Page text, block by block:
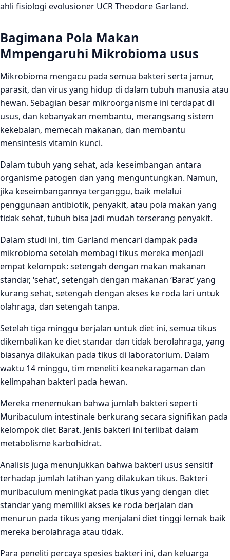
ahli fisiologi evolusioner UCR Theodore Garland.
Bagimana Pola Makan
Mmpengaruhi Mikrobioma usus
Mikrobioma mengacu pada semua bakteri serta jamur,
parasit, dan virus yang hidup di dalam tubuh manusia atau
hewan. Sebagian besar mikroorganisme ini terdapat di
usus, dan kebanyakan membantu, merangsang sistem
kekebalan, memecah makanan, dan membantu
mensintesis vitamin kunci.
Dalam tubuh yang sehat, ada keseimbangan antara
organisme patogen dan yang menguntungkan. Namun,
jika keseimbangannya terganggu, baik melalui
penggunaan antibiotik, penyakit, atau pola makan yang
tidak sehat, tubuh bisa jadi mudah terserang penyakit.
Dalam studi ini, tim Garland mencari dampak pada
mikrobioma setelah membagi tikus mereka menjadi
empat kelompok: setengah dengan makan makanan
standar, ‘sehat’, setengah dengan makanan ‘Barat’ yang
kurang sehat, setengah dengan akses ke roda lari untuk
olahraga, dan setengah tanpa.
Setelah tiga minggu berjalan untuk diet ini, semua tikus
dikembalikan ke diet standar dan tidak berolahraga, yang
biasanya dilakukan pada tikus di laboratorium. Dalam
waktu 14 minggu, tim meneliti keanekaragaman dan
kelimpahan bakteri pada hewan.
Mereka menemukan bahwa jumlah bakteri seperti
Muribaculum intestinale berkurang secara signifikan pada
kelompok diet Barat. Jenis bakteri ini terlibat dalam
metabolisme karbohidrat.
Analisis juga menunjukkan bahwa bakteri usus sensitif
terhadap jumlah latihan yang dilakukan tikus. Bakteri
muribaculum meningkat pada tikus yang dengan diet
standar yang memiliki akses ke roda berjalan dan
menurun pada tikus yang menjalani diet tinggi lemak baik
mereka berolahraga atau tidak.
Para peneliti percaya spesies bakteri ini, dan keluarga